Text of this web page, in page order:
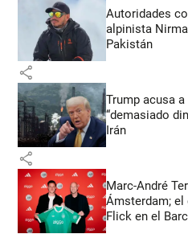
Autoridades confirman la
alpinista
Pakistán
share
Trump acusa
“demasiado
Irán
share
Marc-André
Ámsterdam; el
Flick en el